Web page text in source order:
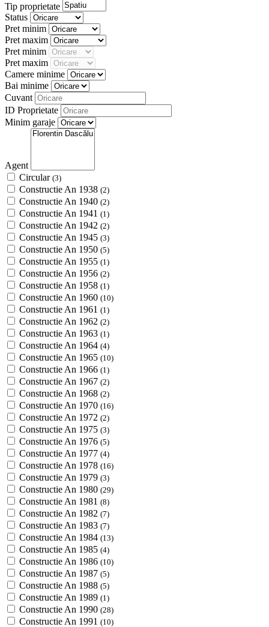
Tip proprietate
Status
Pret minim
Pret maxim
Pret minim
Pret maxim
Camere minime
Bai minime
Cuvant
ID Proprietate
Minim garaje
Agent
Circular (3)
Constructie An 1938 (2)
Constructie An 1940 (2)
Constructie An 1941 (1)
Constructie An 1942 (2)
Constructie An 1945 (3)
Constructie An 1950 (5)
Constructie An 1955 (1)
Constructie An 1956 (2)
Constructie An 1958 (1)
Constructie An 1960 (10)
Constructie An 1961 (1)
Constructie An 1962 (2)
Constructie An 1963 (1)
Constructie An 1964 (4)
Constructie An 1965 (10)
Constructie An 1966 (1)
Constructie An 1967 (2)
Constructie An 1968 (2)
Constructie An 1970 (16)
Constructie An 1972 (2)
Constructie An 1975 (3)
Constructie An 1976 (5)
Constructie An 1977 (4)
Constructie An 1978 (16)
Constructie An 1979 (3)
Constructie An 1980 (29)
Constructie An 1981 (8)
Constructie An 1982 (7)
Constructie An 1983 (7)
Constructie An 1984 (13)
Constructie An 1985 (4)
Constructie An 1986 (10)
Constructie An 1987 (5)
Constructie An 1988 (5)
Constructie An 1989 (1)
Constructie An 1990 (28)
Constructie An 1991 (10)